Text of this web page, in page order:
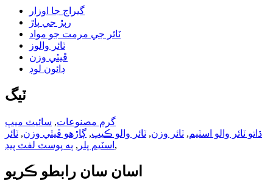
گيراج جا اوزار
رٻڙ جي پاڙ
ٽائر جي مرمت جو مواد
ٽائر والوز
ڦيٿي وزن
ڊائون لوڊ
ٽيگ
گرم مصنوعات, سائيٽ ميپ
ڌاتو ٽائر والو اسٽيم, ٽائر وزن, ٽائر والو ڪيپ, ڳاڙهو ڦيٿي وزن, ٽائر
اسٽيم پلر , ٻه پوسٽ لفٽ پيڊ ,
اسان سان رابطو ڪريو